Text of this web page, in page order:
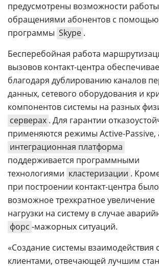
предусмотрены возможности
обращениями абонентов с помощью
программы Skype .
Бесперебойная работа
вызовов контакт-центра
благодаря дублированию каналов
данных, сетевого оборудования и
компонентов системы на разных
серверах . Для гарантии
применяются режимы Active-Passive,
интеграционная платформа
поддерживается программными
технологиями кластеризации .
при построении контакт-центра
возможное трехкратное увеличение
нагрузки на систему в случае
форс -мажорных ситуаций.
«Создание системы взаимодействия с
клиентами, отвечающей лучшим